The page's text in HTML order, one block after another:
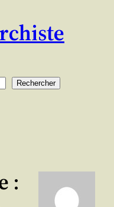
Rechercher
: